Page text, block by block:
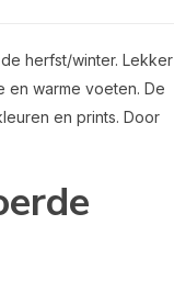
herfst/winter. Lekker
en warme voeten. De
en prints. Door